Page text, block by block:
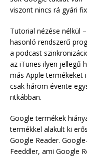
viszont nincs rá gyári
Tutorial nézése nélkül
hasonló rendszerű
a podcast
az iTunes ilyen jellegű
más Apple termékeket
csak három évente
ritkábban.
Google termékek
termékkel alakult ki
Google Reader.
Feeddler, ami Google